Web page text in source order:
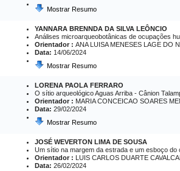
Mostrar Resumo
YANNARA BRENNDA DA SILVA LEÔNCIO
Análises microarqueobotânicas de ocupações
Orientador : ANA LUISA MENESES LAGE DO
Data: 14/06/2024
Mostrar Resumo
LORENA PAOLA FERRARO
O sítio arqueológico Aguas Arriba - Cânion
Orientador : MARIA CONCEICAO SOARES
Data: 29/02/2024
Mostrar Resumo
JOSÉ WEVERTON LIMA DE SOUSA
Um sítio na margem da estrada e um esboço do
Orientador : LUIS CARLOS DUARTE
Data: 26/02/2024